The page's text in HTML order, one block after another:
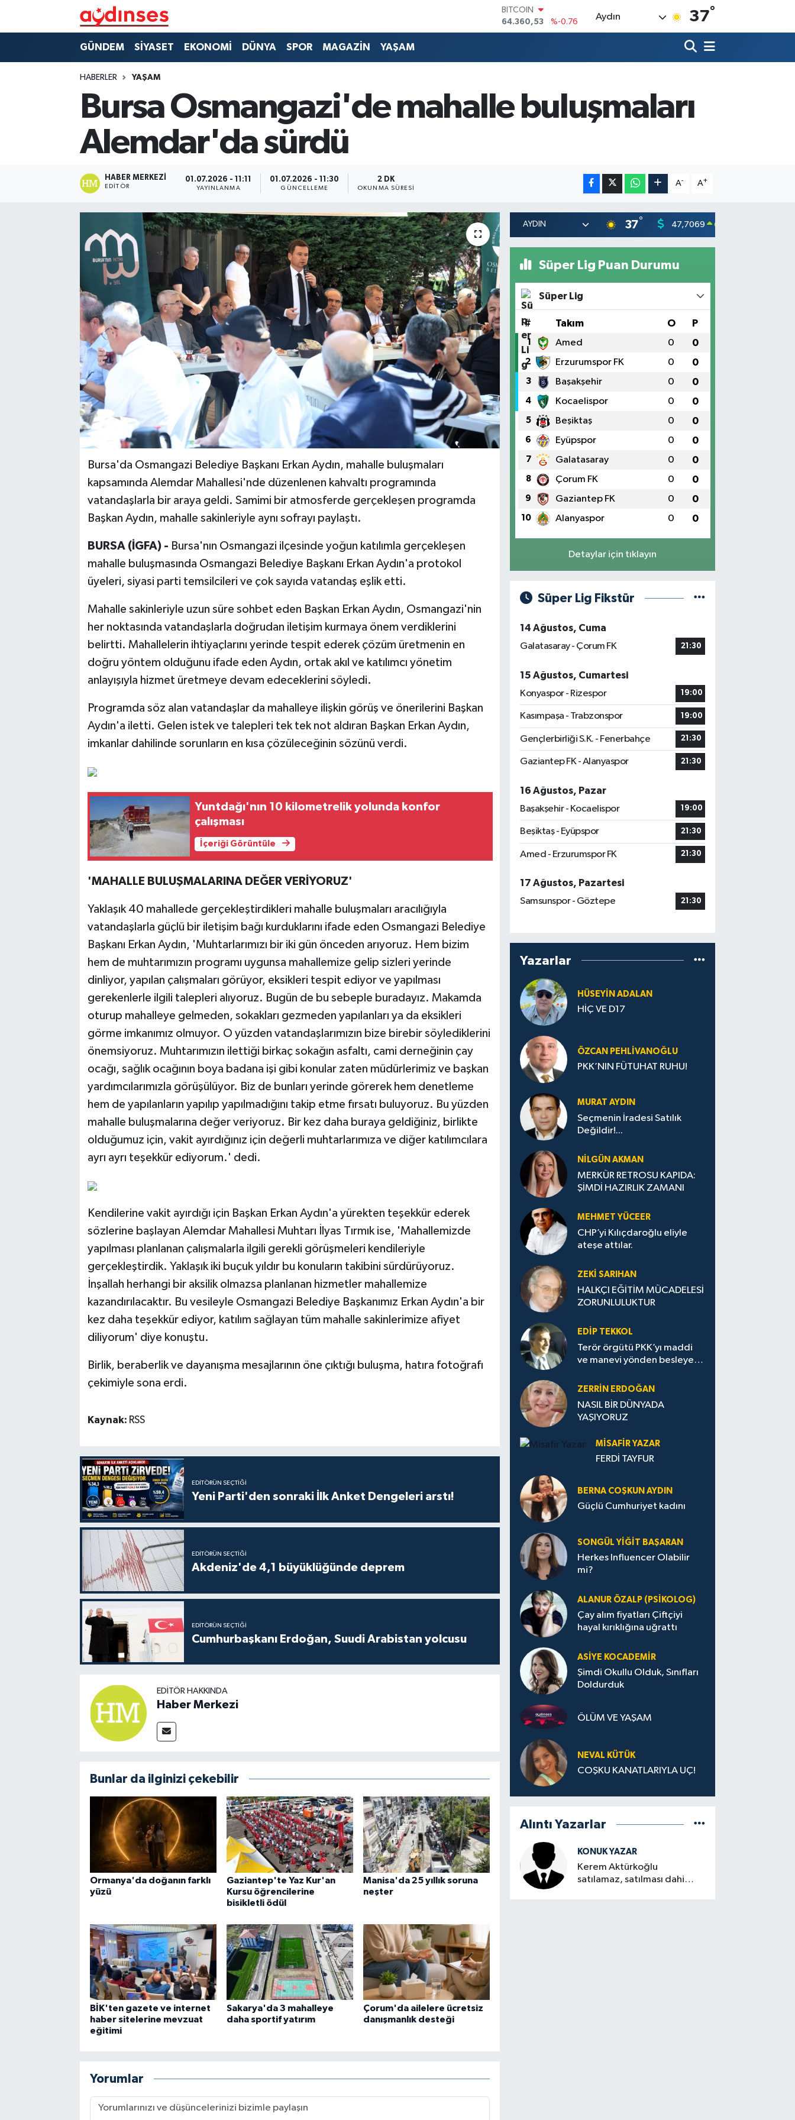
DOLAR
47,7069
%0.17
EURO
6618.49
%2.12
BİST100
13.887
%64
Aydın 37°
GÜNDEM SİYASET EKONOMİ DÜNYA SPOR MAGAZİN YAŞAM
HABERLER YAŞAM
Bursa Osmangazi'de mahalle buluşmaları
Alemdar'da sürdü
HABER MERKEZI
EDITÖR
01.07.2026 - 11:11
YAYINLANMA
01.07.2026 - 11:30
GÜNCELLEME
2 DK
OKUNMA SÜRESI
A- A+
Bursa'da Osmangazi Belediye Başkanı Erkan Aydın, mahalle buluşmaları
kapsamında Alemdar Mahallesi'nde düzenlenen kahvaltı programında
vatandaşlarla bir araya geldi. Samimi bir atmosferde gerçekleşen programda
Başkan Aydın, mahalle sakinleriyle aynı sofrayı paylaştı.
BURSA (İGFA) - Bursa'nın Osmangazi ilçesinde yoğun katılımla gerçekleşen
mahalle buluşmasında Osmangazi Belediye Başkanı Erkan Aydın'a protokol
üyeleri, siyasi parti temsilcileri ve çok sayıda vatandaş eşlik etti.
Mahalle sakinleriyle uzun süre sohbet eden Başkan Erkan Aydın, Osmangazi'nin
her noktasında vatandaşlarla doğrudan iletişim kurmaya önem verdiklerini
belirtti. Mahallelerin ihtiyaçlarını yerinde tespit ederek çözüm üretmenin en
doğru yöntem olduğunu ifade eden Aydın, ortak akıl ve katılımcı yönetim
anlayışıyla hizmet üretmeye devam edeceklerini söyledi.
Programda söz alan vatandaşlar da mahalleye ilişkin görüş ve önerilerini Başkan
Aydın'a iletti. Gelen istek ve talepleri tek tek not aldıran Başkan Erkan Aydın,
imkanlar dahilinde sorunların en kısa çözüleceğinin sözünü verdi.
Yuntdağı'nın 10 kilometrelik yolunda konfor
çalışması
İçeriği Görüntüle
'MAHALLE BULUŞMALARINA DEĞER VERİYORUZ'
Yaklaşık 40 mahallede gerçekleştirdikleri mahalle buluşmaları aracılığıyla
vatandaşlarla güçlü bir iletişim bağı kurduklarını ifade eden Osmangazi Belediye
Başkanı Erkan Aydın, 'Muhtarlarımızı bir iki gün önceden arıyoruz. Hem bizim
hem de muhtarımızın programı uygunsa mahallemize gelip sizleri yerinde
dinliyor, yapılan çalışmaları görüyor, eksikleri tespit ediyor ve yapılması
gerekenlerle ilgili talepleri alıyoruz. Bugün de bu sebeple buradayız. Makamda
oturup mahalleye gelmeden, sokakları gezmeden yapılanları ya da eksikleri
görme imkanımız olmuyor. O yüzden vatandaşlarımızın bize birebir söylediklerini
önemsiyoruz. Muhtarımızın ilettiği birkaç sokağın asfaltı, cami derneğinin çay
ocağı, sağlık ocağının boya badana işi gibi konular zaten müdürlerimiz ve başkan
yardımcılarımızla görüşülüyor. Biz de bunları yerinde görerek hem denetleme
hem de yapılanların yapılıp yapılmadığını takip etme fırsatı buluyoruz. Bu yüzden
mahalle buluşmalarına değer veriyoruz. Bir kez daha buraya geldiğiniz, birlikte
olduğumuz için, vakit ayırdığınız için değerli muhtarlarımıza ve diğer katılımcılara
ayrı ayrı teşekkür ediyorum.' dedi.
Kendilerine vakit ayırdığı için Başkan Erkan Aydın'a yürekten teşekkür ederek
sözlerine başlayan Alemdar Mahallesi Muhtarı İlyas Tırmık ise, 'Mahallemizde
yapılması planlanan çalışmalarla ilgili gerekli görüşmeleri kendileriyle
gerçekleştirdik. Yaklaşık iki buçuk yıldır bu konuların takibini sürdürüyoruz.
İnşallah herhangi bir aksilik olmazsa planlanan hizmetler mahallemize
kazandırılacaktır. Bu vesileyle Osmangazi Belediye Başkanımız Erkan Aydın'a bir
kez daha teşekkür ediyor, katılım sağlayan tüm mahalle sakinlerimize afiyet
diliyorum' diye konuştu.
Birlik, beraberlik ve dayanışma mesajlarının öne çıktığı buluşma, hatıra fotoğrafı
çekimiyle sona erdi.
Kaynak: RSS
EDITÖRÜN SEÇTIĞI
Yeni Parti'den sonraki İlk Anket Dengeleri arstı!
EDITÖRÜN SEÇTIĞI
Akdeniz'de 4,1 büyüklüğünde deprem
EDITÖRÜN SEÇTIĞI
Cumhurbaşkanı Erdoğan, Suudi Arabistan yolcusu
EDITÖR HAKKINDA
Haber Merkezi
Bunlar da ilginizi çekebilir
Ormanya'da doğanın farklı
yüzü
Gaziantep'te Yaz Kur'an
Kursu öğrencilerine
bisikletli ödül
Manisa'da 25 yıllık soruna
neşter
BİK'ten gazete ve internet
haber sitelerine mevzuat
eğitimi
Sakarya'da 3 mahalleye
daha sportif yatırım
Çorum'da ailelere ücretsiz
danışmanlık desteği
Yorumlar
37° 47,7069 0.17
Süper Lig Puan Durumu
Süper Lig
# Takım O P
1 Amed 0 0
2 Erzurumspor FK 0 0
3 Başakşehir 0 0
4 Kocaelispor 0 0
5 Beşiktaş 0 0
6 Eyüpspor 0 0
7 Galatasaray 0 0
8 Çorum FK 0 0
9 Gaziantep FK 0 0
10 Alanyaspor 0 0
Detaylar için tıklayın
Süper Lig Fikstür
14 Ağustos, Cuma
Galatasaray - Çorum FK
21:30
15 Ağustos, Cumartesi
Konyaspor - Rizespor
19:00
Kasımpaşa - Trabzonspor 19:00
Gençlerbirliği S.K. - Fenerbahçe 21:30
Gaziantep FK - Alanyaspor 21:30
16 Ağustos, Pazar
Başakşehir - Kocaelispor
19:00
Beşiktaş - Eyüpspor 21:30
Amed - Erzurumspor FK 21:30
17 Ağustos, Pazartesi
Samsunspor - Göztepe
21:30
Yazarlar
HÜSEYIN ADALAN
HİÇ VE D17
ÖZCAN PEHLIVANOĞLU
PKK’NIN FÜTUHAT RUHU!
MURAT AYDIN
Seçmenin İradesi Satılık
Değildir!...
NILGÜN AKMAN
MERKÜR RETROSU KAPIDA:
ŞİMDİ HAZIRLIK ZAMANI
MEHMET YÜCEER
CHP’yi Kılıçdaroğlu eliyle
ateşe attılar.
ZEKI SARIHAN
HALKÇI EĞİTİM MÜCADELESİ
ZORUNLULUKTUR
EDIP TEKKOL
Terör örgütü PKK’yı maddi
ve manevi yönden besleyen
ZERRIN ERDOĞAN
NASIL BİR DÜNYADA
YAŞIYORUZ
MISAFIR YAZAR
FERDİ TAYFUR
BERNA COŞKUN AYDIN
Güçlü Cumhuriyet kadını
SONGÜL YIĞIT BAŞARAN
Herkes Influencer Olabilir
mi?
ALANUR ÖZALP (PSIKOLOG)
Çay alım fiyatları Çiftçiyi
hayal kırıklığına uğrattı
ASIYE KOCADEMİR
Şimdi Okullu Olduk, Sınıfları
Doldurduk
ÖLÜM VE YAŞAM
NEVAL KÜTÜK
COŞKU KANATLARIYLA UÇ!
Alıntı Yazarlar
KONUK YAZAR
Kerem Aktürkoğlu
satılamaz, satılması dahi
Nöbetçi Eczaneler
Hava Durumu
Aydin Namaz Vakitleri
Trafik Durumu
Tüm Manşetler